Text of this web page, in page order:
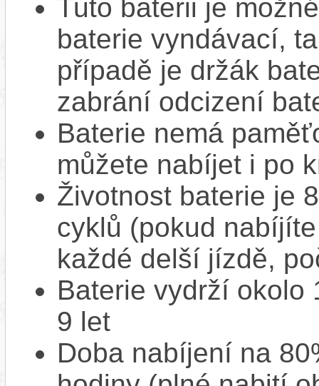
Tuto baterii je
baterie vyndávací,
případě je držák
zabrání odcizení
Baterie nemá
můžete nabíjet i po
Životnost baterie je
cyklů (pokud
každé delší jízdě,
Baterie vydrží okolo
9 let
Doba nabíjení na